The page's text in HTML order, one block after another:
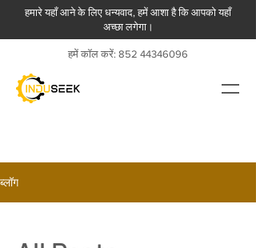
हमारे यहाँ आने के लिए धन्यवाद, हमें आशा है कि आपको यहाँ
अच्छा लगेगा।
हमें कॉल करें: 852 44346096
ब्लॉग